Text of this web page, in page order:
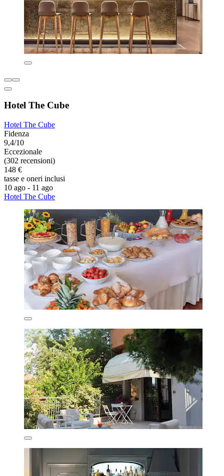
Hotel The Cube
Hotel The Cube
Fidenza
9,4/10
Eccezionale
(302 recensioni)
148 €
tasse e oneri inclusi
10 ago - 11 ago
Hotel The Cube